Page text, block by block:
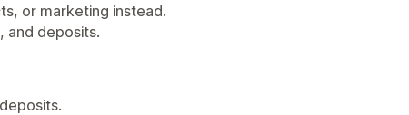
or marketing instead.
and deposits.